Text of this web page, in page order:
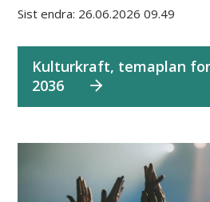
Sist endra 26.06.2026 09.49
Kulturkraft, temaplan
2036